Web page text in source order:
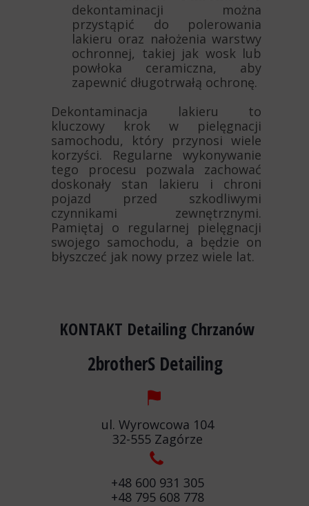
dekontaminacji można
przystąpić do polerowania
lakieru oraz nałożenia warstwy
ochronnej, takiej jak wosk lub
powłoka ceramiczna, aby
zapewnić długotrwałą ochronę.
Dekontaminacja lakieru to
kluczowy krok w pielęgnacji
samochodu, który przynosi wiele
korzyści. Regularne wykonywanie
tego procesu pozwala zachować
doskonały stan lakieru i chroni
pojazd przed szkodliwymi
czynnikami zewnętrznymi.
Pamiętaj o regularnej pielęgnacji
swojego samochodu, a będzie on
błyszczeć jak nowy przez wiele lat.
KONTAKT Detailing Chrzanów
2brotherS Detailing
ul. Wyrowcowa 104
32-555 Zagórze
+48 600 931 305
+48 795 608 778